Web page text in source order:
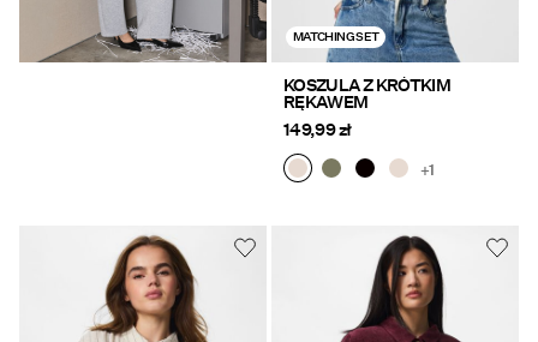
MATCHING SET
KOSZULA Z KRÓTKIM
RĘKAWEM
149,99 zł
+1